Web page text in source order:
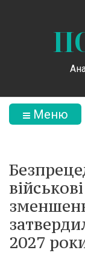
Меню
2027